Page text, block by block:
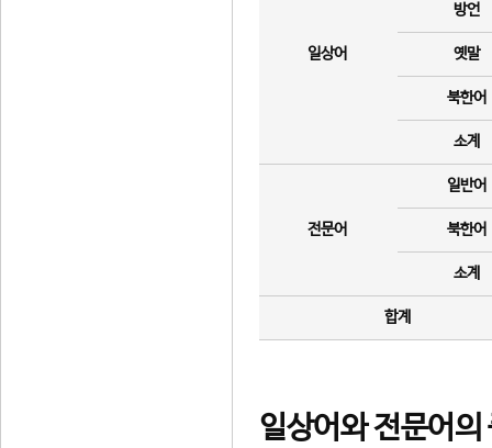
일상어
방언
옛말
북한어
소계
전문어
일반어
북한어
소계
합계
일상어와 전문어의